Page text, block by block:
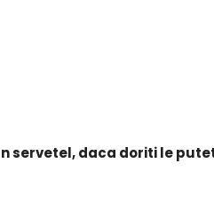
servetel, daca doriti le